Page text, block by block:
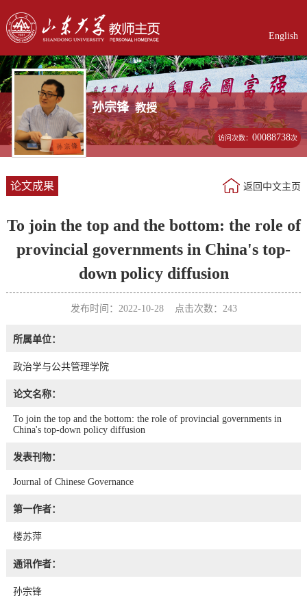
English
孙宗锋 教授
访问次数：00088738次
论文成果 返回中文主页
To join the top and the bottom: the role of
provincial governments in China's top-
down policy diffusion
发布时间：2022-10-28 点击次数： 243
所属单位：
政治学与公共管理学院
论文名称：
To join the top and the bottom: the role of provincial governments in
China's top-down policy diffusion
发表刊物：
Journal of Chinese Governance
第一作者：
楼苏萍
通讯作者：
孙宗锋